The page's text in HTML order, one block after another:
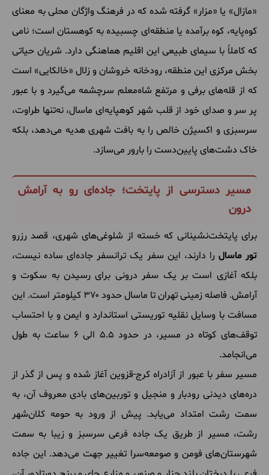
«مازال» یا «مزار» گرفته شده که در فرهنگ واژگان محلی به معنای
کوه‌پایه، کوه برآمده یا منطقه‌ای چسبیده به کوهستان است؛ نامی
که کاملاً با سیمای طبیعی این اقلیم هماهنگی دارد. شریان حیاتی
بخش مرکزی این منطقه، رودخانه خروشان و زلال «خالکایی» است
که از قله‌های برفی و مرتفع شاه‌معلم سرچشمه می‌گیرد و با عبور
پر سر و صدای خود از قلب شهر کوهپایه‌ای ماسال، نه‌تنها طراوت،
سرسبزی و اکسیژن خالص را به بافت شهری هدیه می‌دهد، بلکه
خاک دشت‌های پایین‌دست را بارور می‌سازد.
مسیر دسترسی از پایتخت؛ جاده‌ای رو به آرامش
درون
برای پایتخت‌نشینانی که خسته از شلوغی‌های شهری، قصد رزرو
تور ماسال را دارند، این سفر یک ترانسفر جاده‌ای ساده نیست،
بلکه آغازی است بر یک سفر درونی برای رسیدن به سکوت و
آرامش. فاصله زمینی تهران تا ماسال حدود ۳۷۰ کیلومتر است. این
مسافت با وسایل نقلیه توریستی استاندارد و ایمن و با احتساب
توقف‌های کوتاه در مسیر، در حدود ۵.۵ الی ۶ ساعت به طول
می‌انجامد.
مسیر سفر با عبور از آزادراه کرج-قزوین آغاز شده و پس از گذر از
دره‌های دیدنی رودبار و منجیل و توربین‌های بادی معروف آن، به
سمت رشت امتداد می‌یابد. پیش از ورود به حومه کلان‌شهر
رشت، مسیر از طریق یک جاده فرعی سرسبز و زیبا به سمت
شهرستان‌های فومن و صومعه‌سرا تغییر جهت می‌دهد. این جاده